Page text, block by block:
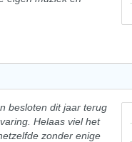
besloten dit jaar terug
Helaas viel het
zonder enige